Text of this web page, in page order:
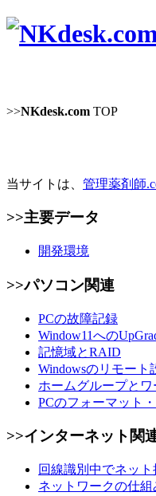
>>NKdesk.com TOP
当サイトは、 管理薬剤師
>>主要データ
開発環境
>>パソコン関連
PCの故障記録
Window11への
記憶域とRAID
Windowsのリモート
ホームグループと
PCのフォーマット
>>インターネット関
回線識別中でネッ
ネットワークの仕組